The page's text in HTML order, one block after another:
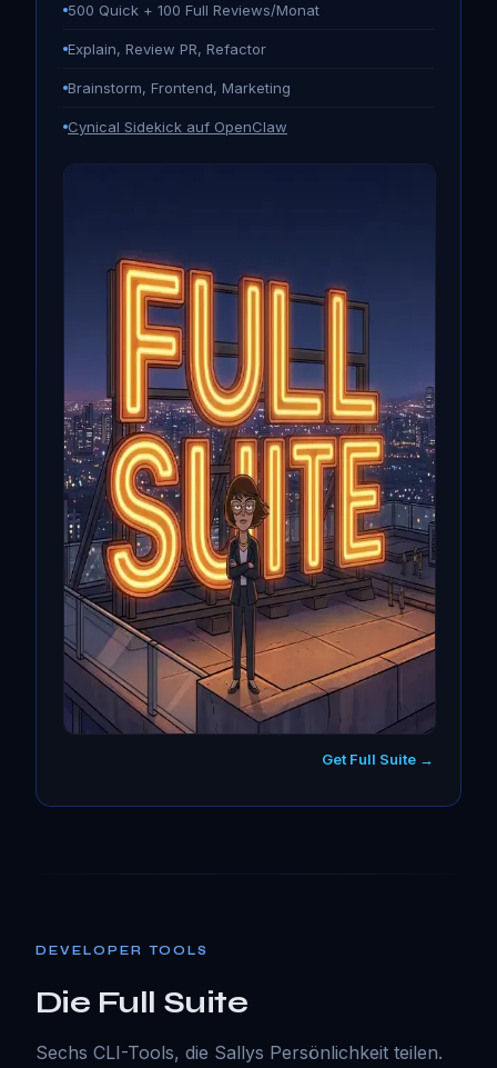
500 Quick + 100 Full Reviews/Monat
Explain, Review PR, Refactor
Brainstorm, Frontend, Marketing
Cynical Sidekick auf OpenClaw
Get Full Suite →
DEVELOPER TOOLS
Die Full Suite
Sechs CLI-Tools, die Sallys Persönlichkeit teilen.